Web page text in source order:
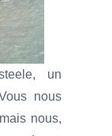
un
nous
nous,